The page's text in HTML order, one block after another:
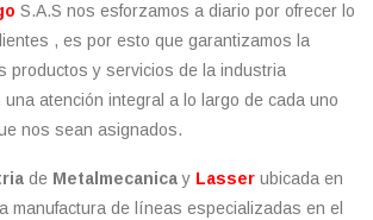
S.A.S nos esforzamos a diario por ofrecer lo
, es por esto que garantizamos la
productos y servicios de la industria
una atención integral a lo largo de cada uno
nos sean asignados.
de Metalmecanicay Lasser ubicada en
manufactura de líneas especializadas en el